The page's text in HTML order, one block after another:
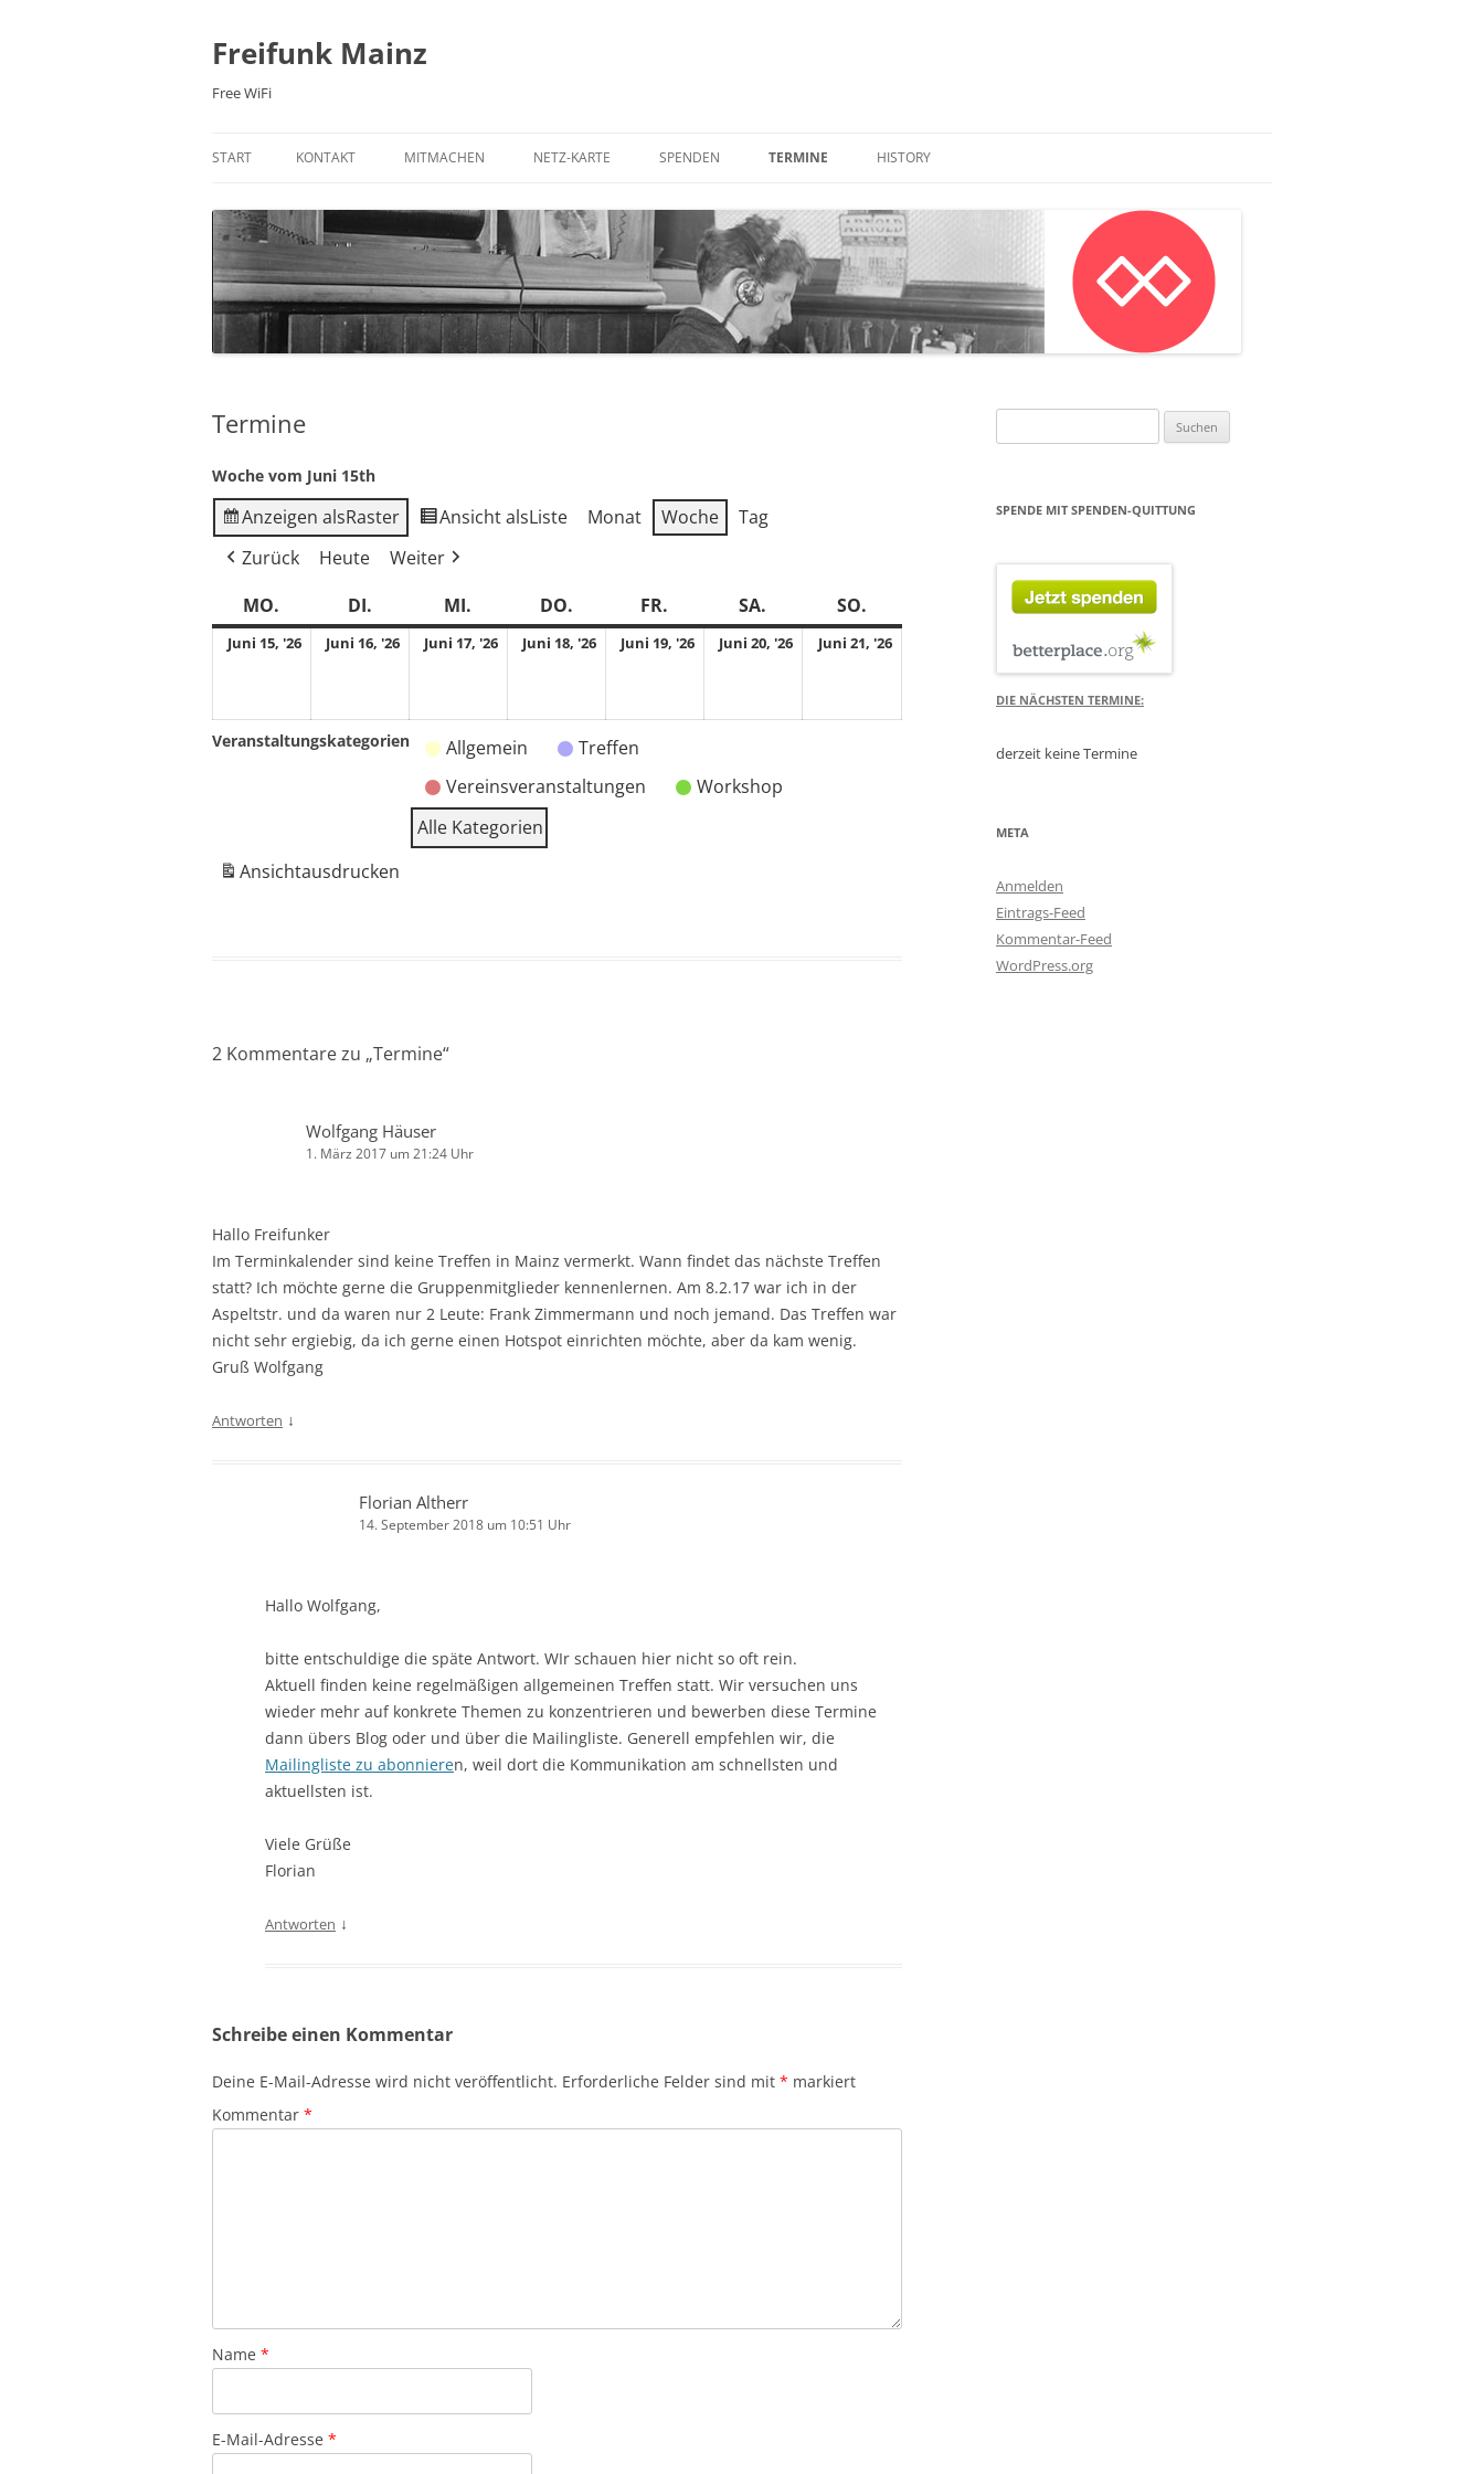
springen
Freifunk Mainz
Free WiFi
START KONTAKT
MAILINGLISTE
NEWSLETTER
IRC-CHAT
ÜBER UNS
MITMACHEN
MITGLIED WERDEN
WIKI
PRAXIS: 3D CORNER ANTENNE
NETZ-KARTE SPENDEN
GOODING
TERMINE HISTORY
IM FERNSEHEN
STADTRATS-ANTRAG:
KOSTENFREIES WLAN IN MAINZ
Termine
Woche vom Juni 15th
Anzeigen alsRaster Ansicht alsListe Monat Woche
Tag
Zurück
Heute
Weiter
MO. MONTAGDI. DIENSTAGMI. MITTWOCH
DO. DONNERSTAG
FR. FREITAGSA. SAMSTAGSO.
Juni 15, '26 Juni 16, '26 Juni 17, '26 Juni 18, '26 Juni 19, '26 Juni 20, '26 Juni 21, '26
Veranstaltungskategorien Allgemein
Treffen
Vereinsveranstaltungen
Workshop
Alle Kategorien
Ansichtausdrucken
2 Kommentare zu „Termine“
Wolfgang Häuser
1. März 2017 um 21:24 Uhr
Hallo Freifunker
Im Terminkalender sind keine Treffen in Mainz vermerkt. Wann findet das nächste Treffen
statt? Ich möchte gerne die Gruppenmitglieder kennenlernen. Am 8.2.17 war ich in der
Aspeltstr. und da waren nur 2 Leute: Frank Zimmermann und noch jemand. Das Treffen war
nicht sehr ergiebig, da ich gerne einen Hotspot einrichten möchte, aber da kam wenig.
Gruß Wolfgang
Antworten ↓
Florian Altherr
14. September 2018 um 10:51 Uhr
Hallo Wolfgang,
bitte entschuldige die späte Antwort. WIr schauen hier nicht so oft rein.
Aktuell finden keine regelmäßigen allgemeinen Treffen statt. Wir versuchen uns
wieder mehr auf konkrete Themen zu konzentrieren und bewerben diese Termine
dann übers Blog oder und über die Mailingliste. Generell empfehlen wir, die
Mailingliste zu abonnieren, weil dort die Kommunikation am schnellsten und
aktuellsten ist.
Viele Grüße
Florian
Antworten ↓
Schreibe einen Kommentar
Deine E-Mail-Adresse wird nicht veröffentlicht. Erforderliche Felder sind mit * markiert
Kommentar *
Name *
E-Mail-Adresse *
nach:
SPENDE MIT SPENDEN-QUITTUNG
DIE NÄCHSTEN TERMINE:
derzeit keine Termine
META
Anmelden
Eintrags-Feed
Kommentar-Feed
WordPress.org